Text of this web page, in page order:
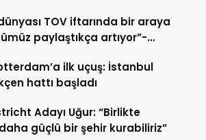
TOV iftarında bir araya
paylaştıkça artıyor”-
ilk uçuş: İstanbul
hattı başladı
Adayı Uğur: “Birlikte
güçlü bir şehir kurabiliriz”